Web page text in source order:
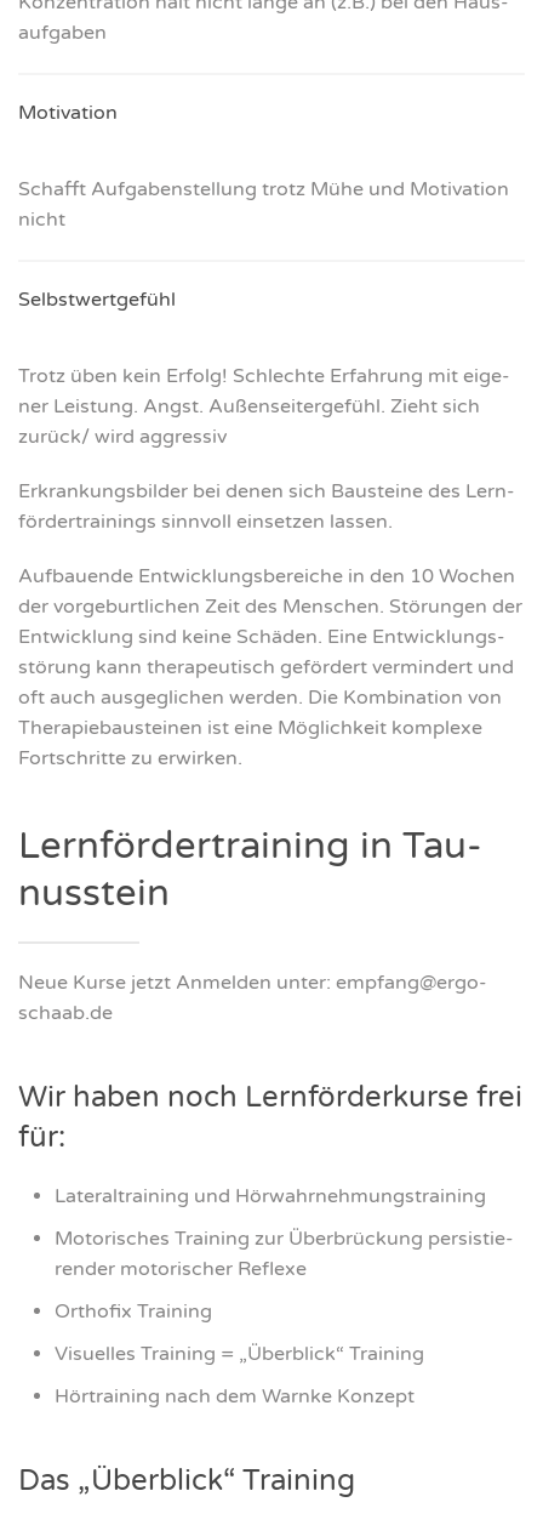
auf­ga­ben
Moti­va­ti­on
Schafft Auf­ga­ben­stel­lung trotz Mühe und Moti­va­ti­on
nicht
Selbst­wert­ge­fühl
Trotz üben kein Erfolg! Schlech­te Erfah­rung mit eige­
ner Leis­tung. Angst. Außen­sei­ter­ge­fühl. Zieht sich
zurück/ wird aggres­siv
Erkran­kungs­bil­der bei denen sich Bau­stei­ne des Lern­
för­der­trai­nings sinn­voll ein­set­zen las­sen.
Auf­bau­en­de Ent­wick­lungs­be­rei­che in den 10 Wochen
der vor­ge­burt­li­chen Zeit des Men­schen. Stö­run­gen der
Ent­wick­lung sind kei­ne Schä­den. Eine Ent­wick­lungs­
stö­rung kann the­ra­peu­tisch geför­dert ver­min­dert und
oft auch aus­ge­gli­chen wer­den. Die Kom­bi­na­ti­on von
The­ra­pie­bau­stei­nen ist eine Mög­lich­keit kom­ple­xe
Fort­schrit­te zu erwir­ken.
Lern­för­der­trai­ning in Tau­
nus­stein
Neue Kur­se jetzt Anmel­den unter: empfang@ergo-
schaab.de
Wir haben noch Lern­för­der­kur­se frei
für:
Late­r­al­trai­ning und Hör­wahr­neh­mungs­trai­ning
Moto­ri­sches Trai­ning zur Über­brü­ckung per­sis­tie­
ren­der moto­ri­scher Refle­xe
Ortho­fix Trai­ning
Visu­el­les Trai­ning = „Über­blick“ Trai­ning
Hör­trai­ning nach dem Warn­ke Kon­zept
Das „Über­blick“ Trai­ning